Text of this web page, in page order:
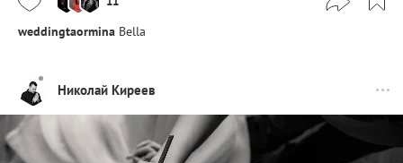
weddingtaormina Bella
Николай Киреев